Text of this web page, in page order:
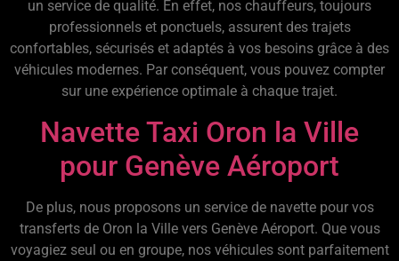
un service de qualité. En effet, nos chauffeurs, toujours
professionnels et ponctuels, assurent des trajets
confortables, sécurisés et adaptés à vos besoins grâce à des
véhicules modernes. Par conséquent, vous pouvez compter
sur une expérience optimale à chaque trajet.
Navette Taxi Oron la Ville
pour Genève Aéroport
De plus, nous proposons un service de navette pour vos
transferts de Oron la Ville vers Genève Aéroport. Que vous
voyagiez seul ou en groupe, nos véhicules sont parfaitement